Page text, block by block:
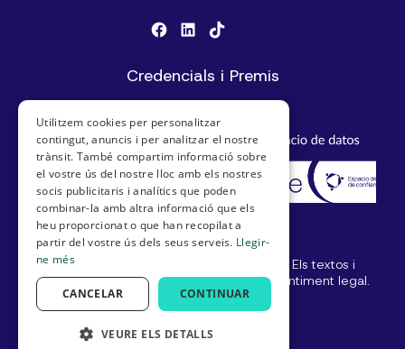
Credencials i Premis
© SeniorDomo I Tots els drets reservats. Els textos i
imatges no es poden utilitzar sense consentiment legal.
#envellirACasaÉsPossible
Utilitzem cookies per personalitzar
contingut, anuncis i per analitzar el nostre
trànsit. També compartim informació sobre
el vostre ús del nostre lloc amb els nostres
socis publicitaris i analítics que poden
combinar-la amb altra informació que els
heu proporcionat o que han recopilat a
partir del vostre ús dels seus serveis. Llegir-
ne més
CONTINUAR
CANCELAR
VEURE ELS DETALLS